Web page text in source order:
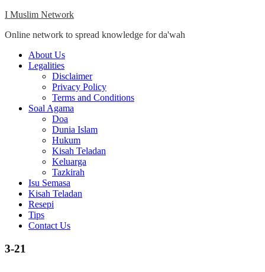
Skip
content
I Muslim Network
Online network to spread knowledge for da'wah
Close
Menu
About Us
Legalities
Disclaimer
Privacy Policy
Terms and Conditions
Soal Agama
Doa
Dunia Islam
Hukum
Kisah Teladan
Keluarga
Tazkirah
Isu Semasa
Kisah Teladan
Resepi
Tips
Contact Us
3-21